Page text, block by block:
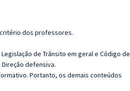
dos professores.
Legislação de Trânsito em geral e Código de
Direção defensiva.
Portanto, os demais conteúdos